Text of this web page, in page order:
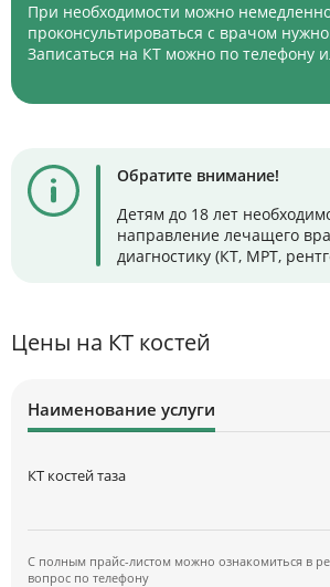
При необходимости можно
проконсультироваться с врачом
Записаться на КТ можно по телефону
Обратите внимание!
Детям до 18 лет
направление лечащего
диагностику (КТ, МРТ,
Цены на КТ костей
Наименование услуги
КТ костей таза
С полным прайс-листом можно ознакомиться в
вопрос по телефону